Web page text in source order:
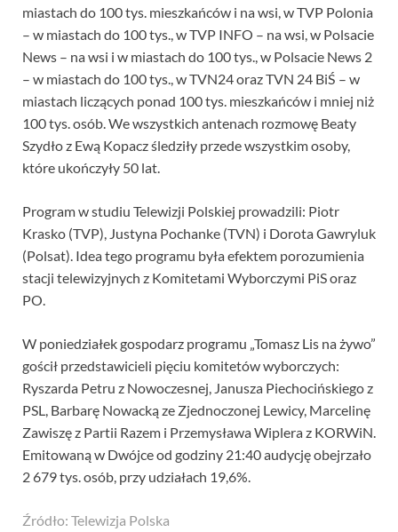
miastach do 100 tys. mieszkańców i na wsi, w TVP Polonia
– w miastach do 100 tys., w TVP INFO – na wsi, w Polsacie
News – na wsi i w miastach do 100 tys., w Polsacie News 2
– w miastach do 100 tys., w TVN24 oraz TVN 24 BiŚ – w
miastach liczących ponad 100 tys. mieszkańców i mniej niż
100 tys. osób. We wszystkich antenach rozmowę Beaty
Szydło z Ewą Kopacz śledziły przede wszystkim osoby,
które ukończyły 50 lat.
Program w studiu Telewizji Polskiej prowadzili: Piotr
Krasko (TVP), Justyna Pochanke (TVN) i Dorota Gawryluk
(Polsat). Idea tego programu była efektem porozumienia
stacji telewizyjnych z Komitetami Wyborczymi PiS oraz
PO.
W poniedziałek gospodarz programu „Tomasz Lis na żywo”
gościł przedstawicieli pięciu komitetów wyborczych:
Ryszarda Petru z Nowoczesnej, Janusza Piechocińskiego z
PSL, Barbarę Nowacką ze Zjednoczonej Lewicy, Marcelinę
Zawiszę z Partii Razem i Przemysława Wiplera z KORWiN.
Emitowaną w Dwójce od godziny 21:40 audycję obejrzało
2 679 tys. osób, przy udziałach 19,6%.
Źródło: Telewizja Polska